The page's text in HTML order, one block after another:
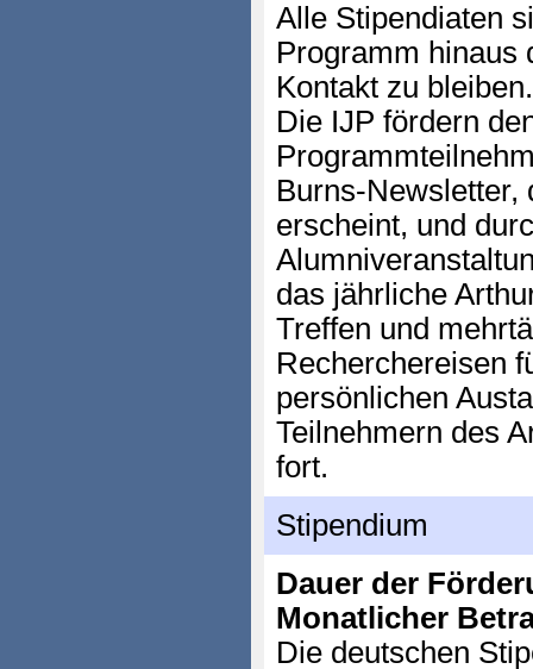
Alle Stipendiaten
Programm hinaus
Kontakt zu bleiben.
Die IJP fördern
Burns-Newsletter,
erscheint, und
das jährliche
Treffen und
Recherchereisen
persönlichen
Teilnehmern des
fort.
Stipendium
Dauer der
Monatlicher
Die deutschen